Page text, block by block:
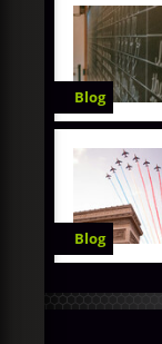
Blog
Blog